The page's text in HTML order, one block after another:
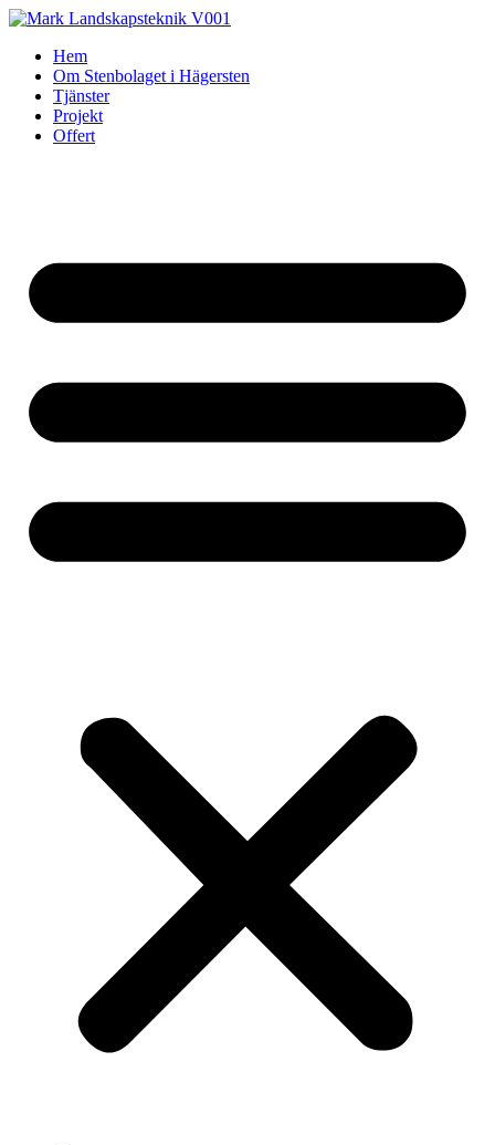
Skip
contentHem
Om Stenbolaget i Hägersten
Tjänster
Projekt
Offert